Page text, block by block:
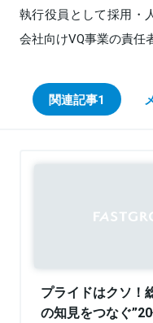
執行役員として採用・
会社向けVQ事業の責任
関連記事1
プライドはクソ！
の知見をつなぐ